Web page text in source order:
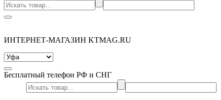
ИНТЕРНЕТ-МАГАЗИН KTMAG.RU
Бесплатный телефон РФ и СНГ